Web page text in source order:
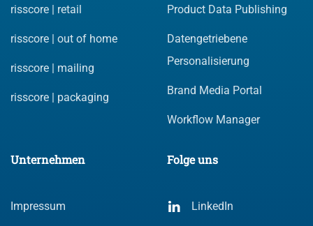
risscore | retail
risscore | out of home
risscore | mailing
risscore | packaging
Product Data Publishing
Datengetriebene
Personalisierung
Brand Media Portal
Workflow Manager
Unternehmen
Impressum
Folge uns
LinkedIn